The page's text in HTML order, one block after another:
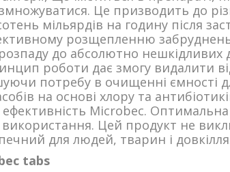
Це призводить до
мільярдів на годину після
розщепленню
до абсолютно нешкідливих
роботи дає змогу видалити
потребу в очищенні ємності
на основі хлору та
Microbec.
використання. Цей продукт не
для людей, тварин і
tabs